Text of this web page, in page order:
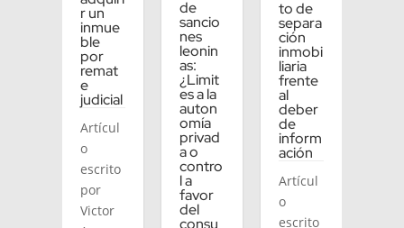
r un
inmue
ble
por
remat
e
judicial
Artícul
o
escrito
por
Victor
de
sancio
nes
leonin
as:
¿Limit
es a la
auton
omía
privad
a o
contro
l a
favor
del
consu
to de
separa
ción
inmobi
liaria
frente
al
deber
de
inform
ación
Artícul
o
escrito